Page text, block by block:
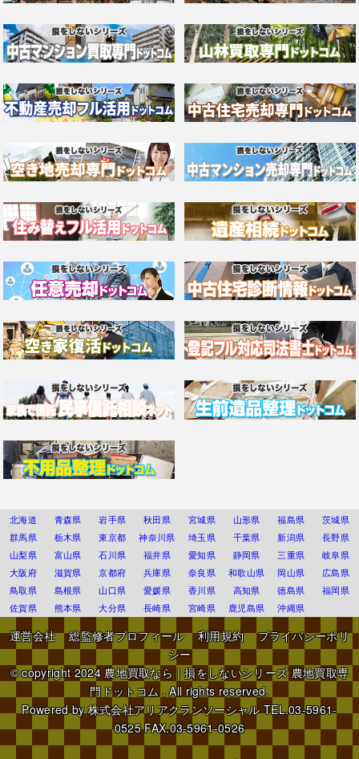
北海道 青森県 岩手県 秋田県 宮城県 山形県 福島県
茨城県
群馬県
栃木県 東京都 神奈川県 埼玉県 千葉県 新潟県
長野県
山梨県
富山県 石川県 福井県 愛知県 静岡県 三重県
岐阜県
大阪府
滋賀県 京都府 兵庫県 奈良県 和歌山県 岡山県
広島県
鳥取県
島根県 山口県 愛媛県 香川県 高知県 徳島県
福岡県
佐賀県
熊本県 大分県 長崎県 宮崎県 鹿児島県 沖縄県
運営会社 総監修者プロフィール 利用規約
プライバシーポリ
シー
© copyright 2024農地買取なら｜損をしないシリーズ 農地買取専
門ドットコム . All rights reserved.
Powered by株式会社アリアクランソーシャルTEL.03-5961-
0525 FAX.03-5961-0526